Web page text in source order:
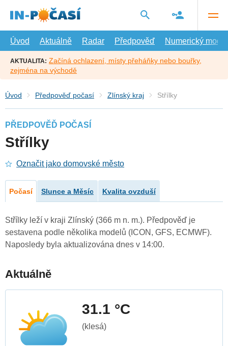
hlavní
Úvod
Aktuálně Radar Předpověď Numerický model
AKTUALITA: Začíná ochlazení, místy přeháňky nebo bouřky,
zejména na východě
Úvod Předpověď počasí Zlínský kraj Střílky
PŘEDPOVĚĎ POČASÍ
Střílky
Označit jako domovské město
Počasí Slunce a Měsíc Kvalita ovzduší
Střílky leží v kraji Zlínský (366 m n. m.). Předpověď je
sestavena podle několika modelů (ICON, GFS, ECMWF).
Naposledy byla aktualizována dnes v 14:00.
Aktuálně
31.1 °C
(klesá)